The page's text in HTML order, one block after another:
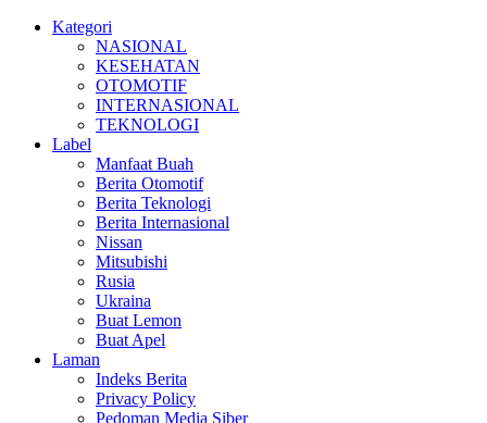
Kategori
NASIONAL
KESEHATAN
OTOMOTIF
INTERNASIONAL
TEKNOLOGI
Label
Manfaat Buah
Berita Otomotif
Berita Teknologi
Berita Internasional
Nissan
Mitsubishi
Rusia
Ukraina
Buat Lemon
Buat Apel
Laman
Indeks Berita
Privacy Policy
Pedoman Media Siber